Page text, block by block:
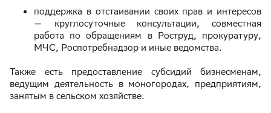
поддержка в отстаивании своих прав и интересов
— круглосуточные консультации, совместная
работа по обращениям в Роструд, прокуратуру,
МЧС, Роспотребнадзор и иные ведомства.
Также есть предоставление субсидий бизнесменам,
ведущим деятельность в моногородах, предприятиям,
занятым в сельском хозяйстве.